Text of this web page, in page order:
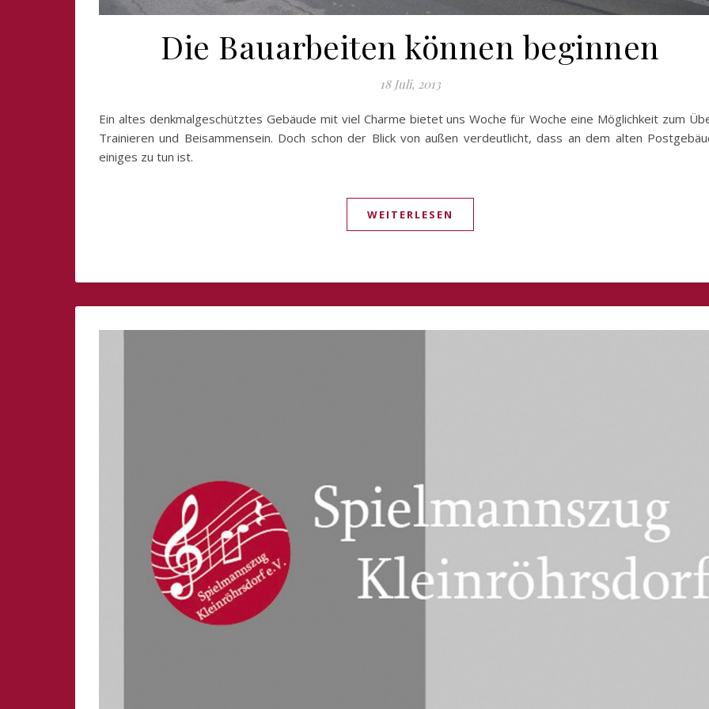
Die Bauarbeiten können beginnen
18 Juli, 2013
Ein altes denkmalgeschütztes Gebäude mit viel Charme bietet uns Woche für Woche eine Möglichkeit zum
Trainieren und Beisammensein. Doch schon der Blick von außen verdeutlicht, dass an dem alten
einiges zu tun ist.
WEITERLESEN